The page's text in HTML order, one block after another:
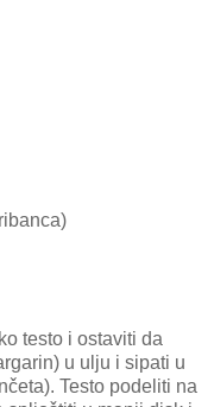
testo i ostaviti da
u ulju i sipati u
Testo podeliti na